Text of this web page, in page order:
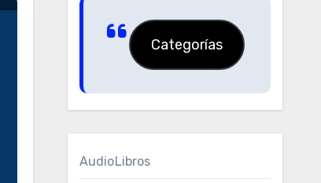
Categorías
AudioLibros